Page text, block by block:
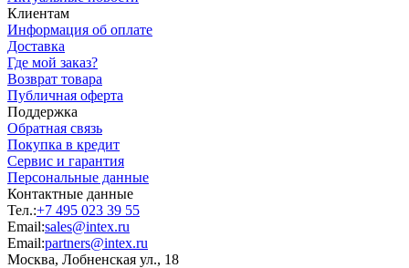
Клиентам
Информация об оплате
Доставка
Где мой заказ?
Возврат товара
Публичная оферта
Поддержка
Обратная связь
Покупка в кредит
Сервис и гарантия
Персональные данные
Контактные данные
Тел.:+7 495 023 39 55
Email:sales@intex.ru
Email:partners@intex.ru
Москва, Лобненская ул., 18